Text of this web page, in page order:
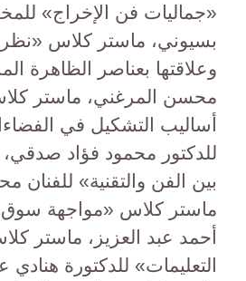
«جماليات فن الإخراج»
بسيوني، ماستر كلاس
وعلاقتها بعناصر الظاهرة
محسن المرغني، ماستر
أساليب التشكيل في
للدكتور محمود فؤاد
بين الفن والتقنية» للفنان
ماستر كلاس «مواجهة سوق
أحمد عبد العزيز، ماستر
التعليمات» للدكتورة هنادي